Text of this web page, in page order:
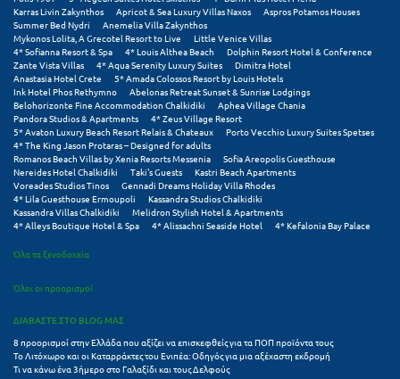
Σάμος
Σαντορίνη
Σέριφος
Σέρρες
Σιθωνία
Σίκινος
Σίφνος
Σκαφιδιά Ηλείας
Σκιάθος
Σκόπελος
Σκύρος
Karras Livin Zakynthos
Apricot & Sea Luxury Villas Naxos
Aspros Potamos Houses
Summer Bed Nydri
Anemelia Villa Zakynthos
Mykonos Lolita, A Grecotel Resort to Live
Little Venice Villas
4* Sofianna Resort & Spa
4* Louis Althea Beach
Dolphin Resort Hotel & Conference
Zante Vista Villas
4* Aqua Serenity Luxury Suites
Dimitra Hotel
Anastasia Hotel Crete
5* Amada Colossos Resort by Louis Hotels
Ink Hotel Phos Rethymno
Abelonas Retreat Sunset & Sunrise Lodgings
Belohorizonte Fine Accommodation Chalkidiki
Aphea Village Chania
Pandora Studios & Apartments
4* Zeus Village Resort
5* Avaton Luxury Beach Resort Relais & Chateaux
Porto Vecchio Luxury Suites Spetses
4* The King Jason Protaras – Designed for adults
Romanos Beach Villas by Xenia Resorts Messenia
Sofia Areopolis Guesthouse
Nereides Hotel Chalkidiki
Taki's Guests
Kastri Beach Apartments
Voreades Studios Tinos
Gennadi Dreams Holiday Villa Rhodes
4* Lila Guesthouse Ermoupoli
Kassandra Studios Chalkidiki
Kassandra Villas Chalkidiki
Melidron Stylish Hotel & Apartments
4* Alleys Boutique Hotel & Spa
4* Alissachni Seaside Hotel 4* Kefalonia Bay Palace
Όλα τα ξενοδοχεία
Όλοι οι προορισμοί
ΔΙΑΒΑΣΤΕ ΣΤΟ BLOG ΜΑΣ
8 προορισμοί στην Ελλάδα που αξίζει να επισκεφθείς για τα ΠΟΠ προϊόντα τους
Το Λιτόχωρο και οι Καταρράκτες του Ενιπέα: Οδηγός για μια αξέχαστη εκδρομή
Τι να κάνω ένα 3ήμερο στο Γαλαξίδι και τους Δελφούς